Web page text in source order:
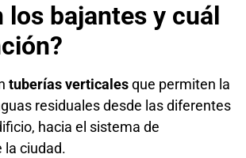
los bajantes y cuál
tuberías verticalesque permiten la
residuales desde las diferentes
hacia el sistema de
la ciudad.